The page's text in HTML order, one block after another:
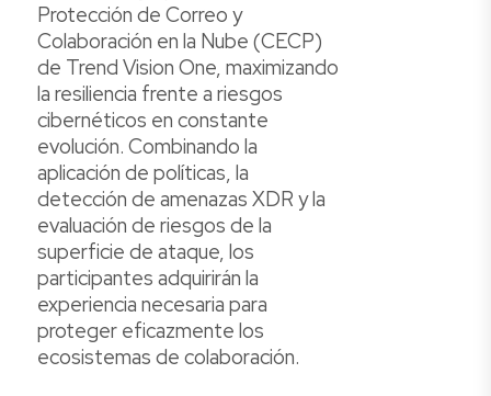
Protección de Correo y
Colaboración en la Nube (CECP)
de Trend Vision One, maximizando
la resiliencia frente a riesgos
cibernéticos en constante
evolución. Combinando la
aplicación de políticas, la
detección de amenazas XDR y la
evaluación de riesgos de la
superficie de ataque, los
participantes adquirirán la
experiencia necesaria para
proteger eficazmente los
ecosistemas de colaboración.